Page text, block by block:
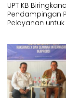
UPT KB
Pendampingan
Pelayanan untuk